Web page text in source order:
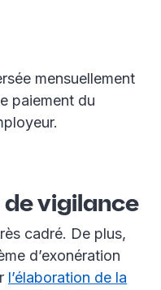
mensuellement
paiement du
vigilance
cadré. De plus,
d’exonération
l’élaboration de la